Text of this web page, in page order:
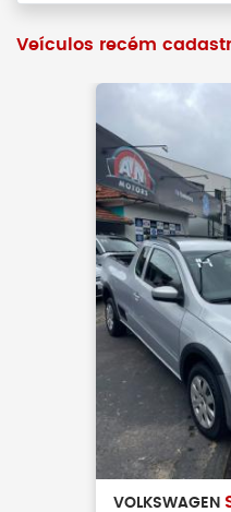
Veículos recém
VOLKSWAGEN